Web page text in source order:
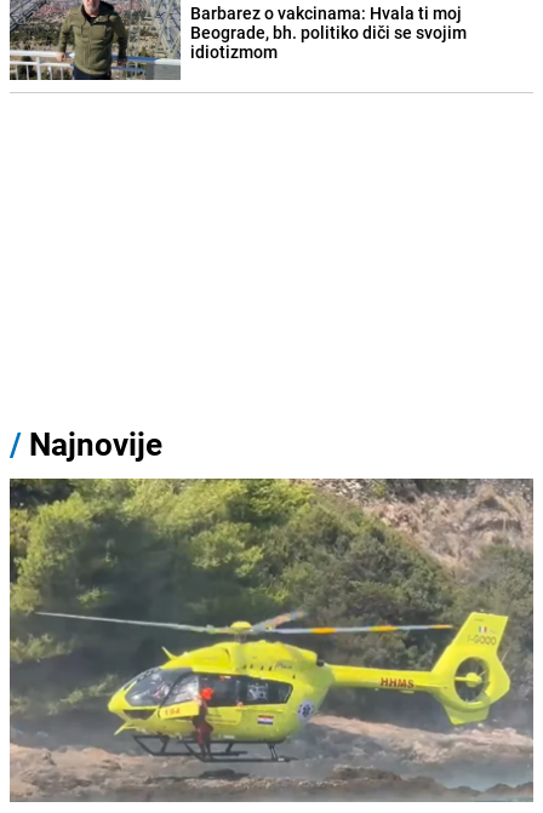
Barbarez o vakcinama: Hvala ti moj
Beograde, bh. politiko diči se svojim
idiotizmom
/ Najnovije